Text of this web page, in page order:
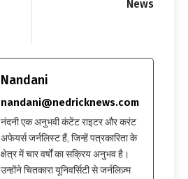
News
Nandani
nandani@nedricknews.com
नंदनी एक अनुभवी कंटेंट राइटर और करंट
अफेयर्स जर्नलिस्ट हैं, जिन्हें पत्रकारिता के
क्षेत्र में चार वर्षों का सक्रिय अनुभव है।
उन्होंने चितकारा यूनिवर्सिटी से जर्नलिज़्म